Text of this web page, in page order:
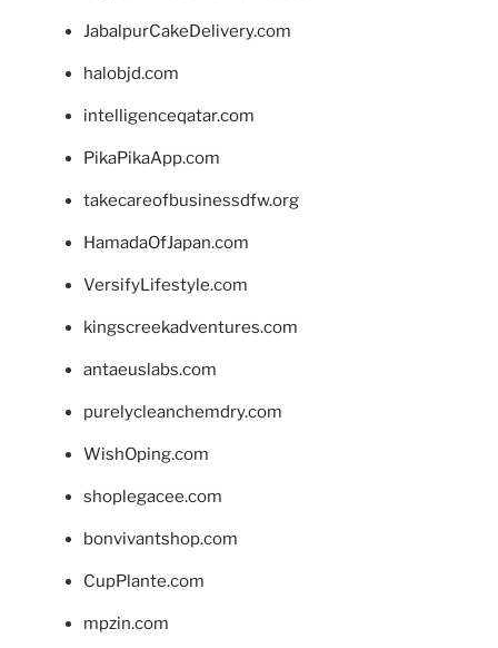
JabalpurCakeDelivery.com
halobjd.com
intelligenceqatar.com
PikaPikaApp.com
takecareofbusinessdfw.org
HamadaOfJapan.com
VersifyLifestyle.com
kingscreekadventures.com
antaeuslabs.com
purelycleanchemdry.com
WishOping.com
shoplegacee.com
bonvivantshop.com
CupPlante.com
mpzin.com